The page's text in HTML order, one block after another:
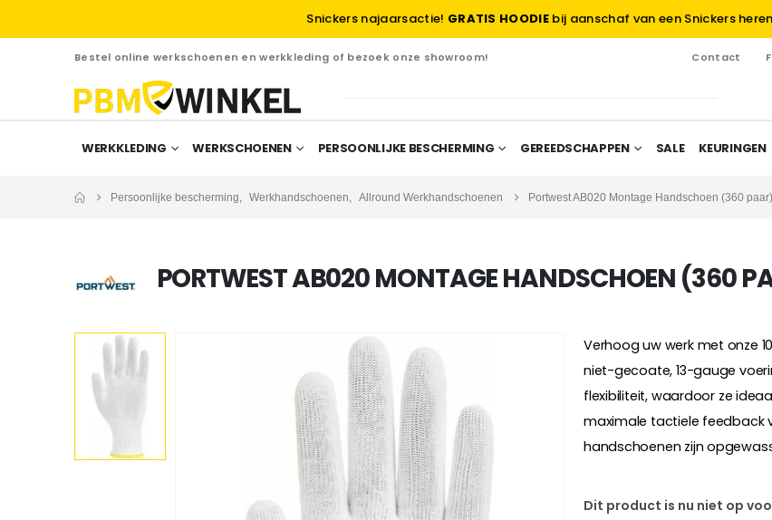
Snickers najaarsactie! GRATIS HOODIE bij aanschaf van een Snickers
Bestel online werkschoenen en werkkleding of bezoek onze showroom! Contact
WERKKLEDING WERKSCHOENEN PERSOONLIJKE BESCHERMING GEREEDSCHAPPEN SALE KEURINGEN
Persoonlijke bescherming, Werkhandschoenen, Allround Werkhandschoenen Portwest AB020 Montage Handschoen (360 paar)
PORTWEST AB020 MONTAGE HANDSCHOEN (360
Verhoog uw werk met onze
niet-gecoate, 13-gauge
flexibiliteit, waardoor ze
maximale tactiele feedback
handschoenen zijn
Dit product is nu niet op